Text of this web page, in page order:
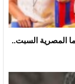
المصرية السبت..